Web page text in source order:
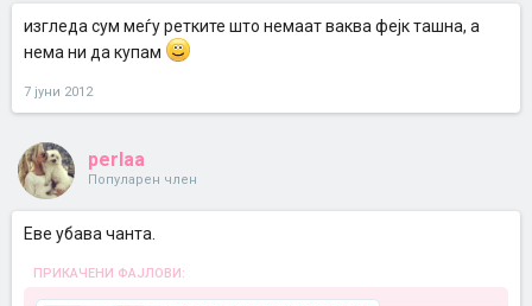
изгледа сум меѓу ретките што немаат ваква фејк ташна, а
нема ни да купам
7 јуни 2012
perlaa
Популарен член
Еве убава чанта.
ПРИКАЧЕНИ ФАЈЛОВИ: